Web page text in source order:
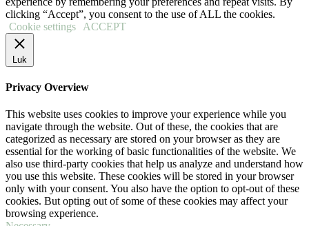
clicking “Accept”, you consent to the use of ALL the cookies.
Cookie settings
ACCEPT
Luk
Privacy Overview
This website uses cookies to improve your experience while you
navigate through the website. Out of these, the cookies that are
categorized as necessary are stored on your browser as they are
essential for the working of basic functionalities of the website. We
also use third-party cookies that help us analyze and understand how
you use this website. These cookies will be stored in your browser
only with your consent. You also have the option to opt-out of these
cookies. But opting out of some of these cookies may affect your
browsing experience.